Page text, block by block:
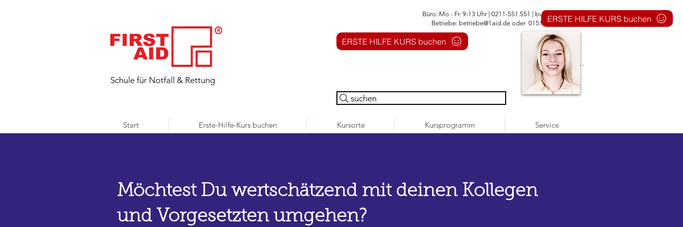
ERSTE HILFE KURS buchen
​Schule für Notfall & Rettung
Büro: Mo - Fr. 9-13 Uhr | 0211-551.551 | buero@1aid.de
Betriebe: betriebe@1aid.de oder 0151 - 744 555 51
ERSTE HILFE KURS buchen
Anmelden
suchen
Start Erste-Hilfe-Kurs buchen Kursorte Kursprogramm Service
Möchtest Du wertschätzend mit deinen Kollegen
und Vorgesetzten umgehen?​​